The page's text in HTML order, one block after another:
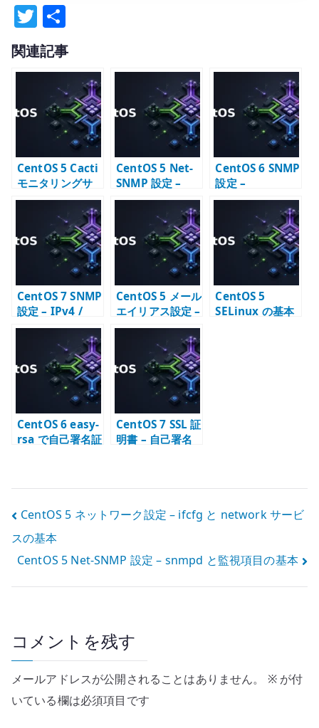
T
w
it
te
r
有
関連記事
CentOS 5 Cacti
モニタリングサ
ーバー構築 –
RRDtool と
SNMP 監視
CentOS 5 Net-
SNMP 設定 –
snmpd と監視項
目の基本
CentOS 6 SNMP
設定 –
snmpd.conf と
監視公開範囲の
CentOS 7 SNMP
設定 – IPv4 /
IPv6 対応の
snmpd.conf
CentOS 5 メール
エイリアス設定 –
aliases と
newaliases の
CentOS 5
SELinux の基本
CentOS 6 easy-
rsa で自己署名証
CentOS 7 SSL 証
明書 – 自己署名
投
稿
ゲ
ー
シ
CentOS 5 ネットワーク設定 – ifcfg と network サービ
スの基本
CentOS 5 Net-SNMP 設定 – snmpd と監視項目の基本
コメントを残す
メールアドレスが公開されることはありません。 ※が付
いている欄は必須項目です